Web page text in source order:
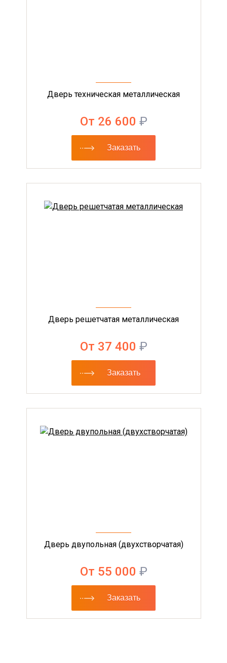
Дверь техническая металлическая
От 26 600 ₽
Заказать
Дверь решетчатая металлическая
От 37 400 ₽
Заказать
Дверь двупольная (двухстворчатая)
От 55 000 ₽
Заказать